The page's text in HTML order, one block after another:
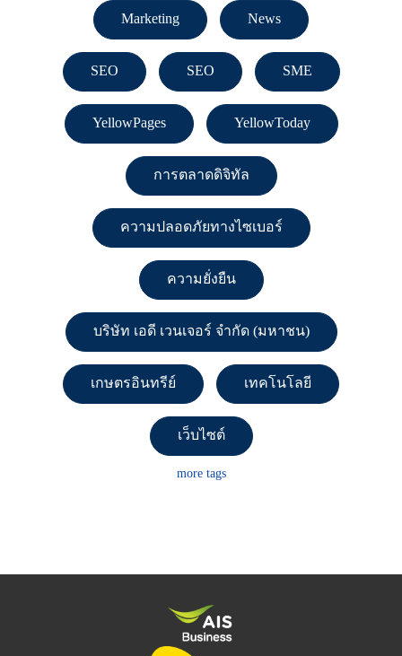
Marketing News
SEO SEO SME
YellowPages YellowToday
การตลาดดิจิทัล
ความปลอดภัยทางไซเบอร์
ความยั่งยืน
บริษัท เอดี เวนเจอร์ จำกัด (มหาชน)
เกษตรอินทรีย์ เทคโนโลยี
เว็บไซต์
more tags